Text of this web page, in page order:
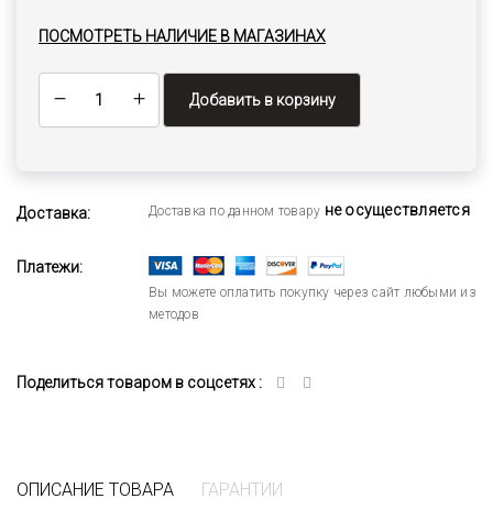
ПОСМОТРЕТЬ НАЛИЧИЕ В МАГАЗИНАХ
Добавить в корзину
Доставка: Доставка по данном товару не осуществляется
Платежи:
Вы можете оплатить покупку через сайт любыми из
методов
Поделиться товаром в соцсетях :
ОПИСАНИЕ ТОВАРА ГАРАНТИИ